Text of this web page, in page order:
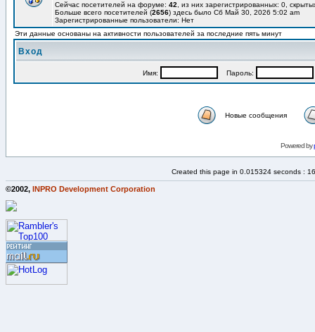
Сейчас посетителей на форуме: 42 , из них зарегистрированных: 0,
Больше всего посетителей (2656) здесь было Сб Май 30, 2026 5:02 am
Зарегистрированные пользователи: Нет
Эти данные основаны на активности пользователей за последние пять минут
Вход
Имя: Пароль:
Новые сообщения
Powered by
Created this page in 0.015324 seconds :
©2002, INPRO Development Corporation